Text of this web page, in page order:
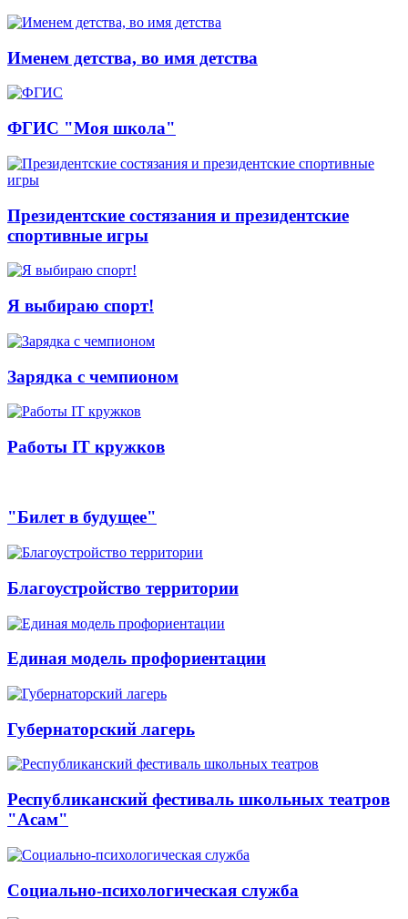
Именем детства, во имя детства
ФГИС "Моя школа"
Президентские состязания и президентские
спортивные игры
Я выбираю спорт!
Зарядка с чемпионом
Работы IT кружков
"Билет в будущее"
Благоустройство территории
Единая модель профориентации
Губернаторский лагерь
Республиканский фестиваль школьных театров
"Асам"
Социально-психологическая служба